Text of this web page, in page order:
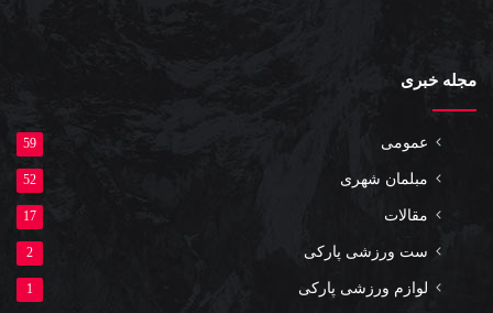
مجله خبری
عمومی 59
مبلمان شهری 52
مقالات 17
ست ورزشی پارکی 2
لوازم ورزشی پارکی 1